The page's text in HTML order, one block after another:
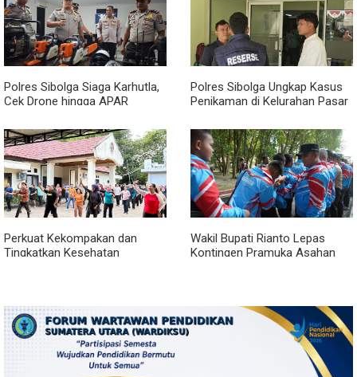
Polres Sibolga Siaga Karhutla,
Cek Drone hingga APAR
Polres Sibolga Ungkap Kasus
Penikaman di Kelurahan Pasar
Perkuat Kekompakan dan
Tingkatkan Kesehatan
Wakil Bupati Rianto Lepas
Kontingen Pramuka Asahan